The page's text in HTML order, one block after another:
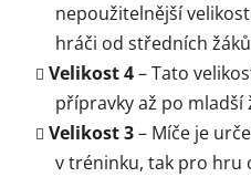
nepoužitelnější
hráči od středních
Velikost 4– Tato
přípravky až po mladší
Velikost 3– Míče je
v tréninku, tak pro hru